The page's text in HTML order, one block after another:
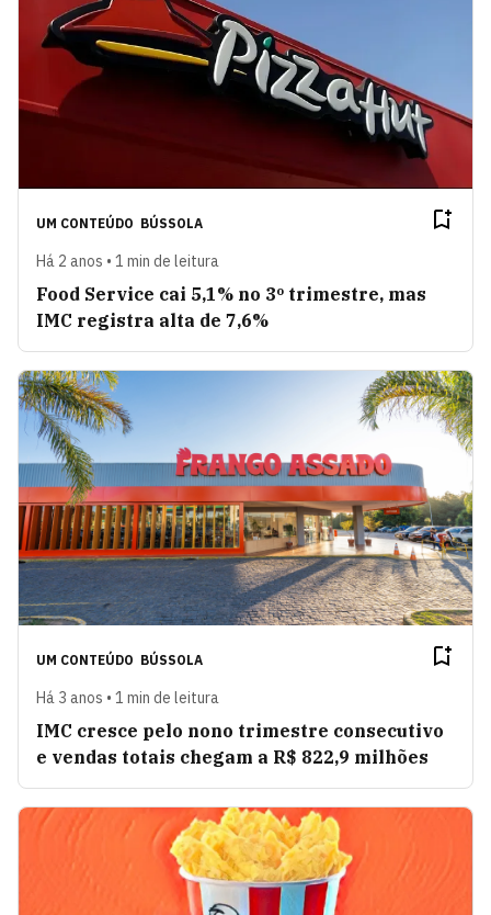
UM CONTEÚDO BÚSSOLA
Há 2 anos • 1 min de leitura
Food Service cai 5,1% no 3º trimestre, mas
IMC registra alta de 7,6%
UM CONTEÚDO BÚSSOLA
Há 3 anos • 1 min de leitura
IMC cresce pelo nono trimestre consecutivo
e vendas totais chegam a R$ 822,9 milhões